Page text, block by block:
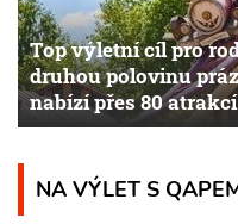
Top výletní cíl pro
druhou polovinu
nabízí přes 80
NA VÝLET S